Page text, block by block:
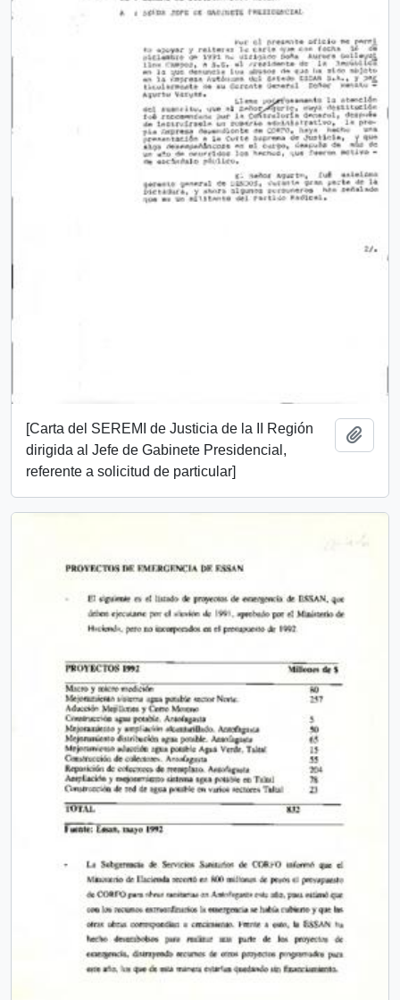
[Carta del SEREMI de Justicia de la II Región
dirigida al Jefe de Gabinete Presidencial,
referente a solicitud de particular]